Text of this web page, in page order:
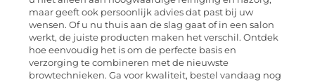
maar geeft ook persoonlijk advies dat past bij uw
wensen. Of u nu thuis aan de slag gaat of in een salon
werkt, de juiste producten maken het verschil. Ontdek
hoe eenvoudig het is om de perfecte basis en
verzorging te combineren met de nieuwste
browtechnieken. Ga voor kwaliteit, bestel vandaag nog